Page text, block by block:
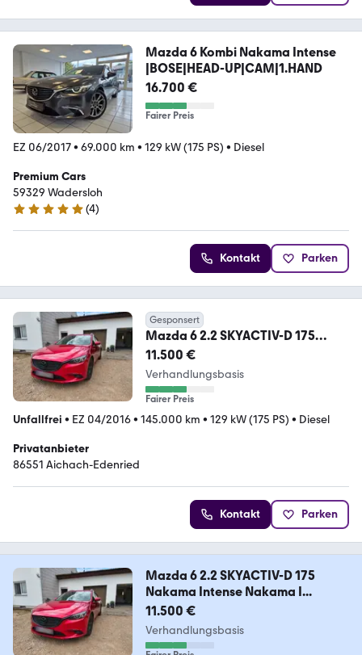
Mazda 6 Kombi Nakama Intense
|BOSE|HEAD-UP|CAM|1.HAND
16.700 €
Fairer Preis
EZ 06/2017• 69.000 km • 129 kW (175 PS) • Diesel
Premium Cars
59329 Wadersloh
4.8 Sterne
(4)
Kontakt Parken
Gesponsert
Mazda 6 2.2 SKYACTIV-D 175
Nakama Intense Nakama I...
11.500 €
Verhandlungsbasis
Fairer Preis
Unfallfrei • EZ 04/2016• 145.000 km • 129 kW (175 PS) • Diesel
Privatanbieter
86551 Aichach-Edenried
Kontakt Parken
Mazda 6 2.2 SKYACTIV-D 175
Nakama Intense Nakama I...
11.500 €
Verhandlungsbasis